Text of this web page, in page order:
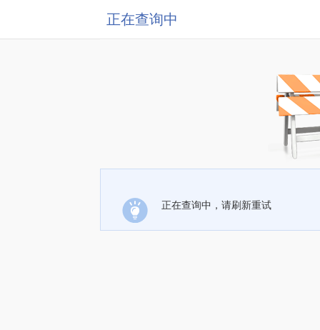
正在查询中
正在查询中，请刷新重试